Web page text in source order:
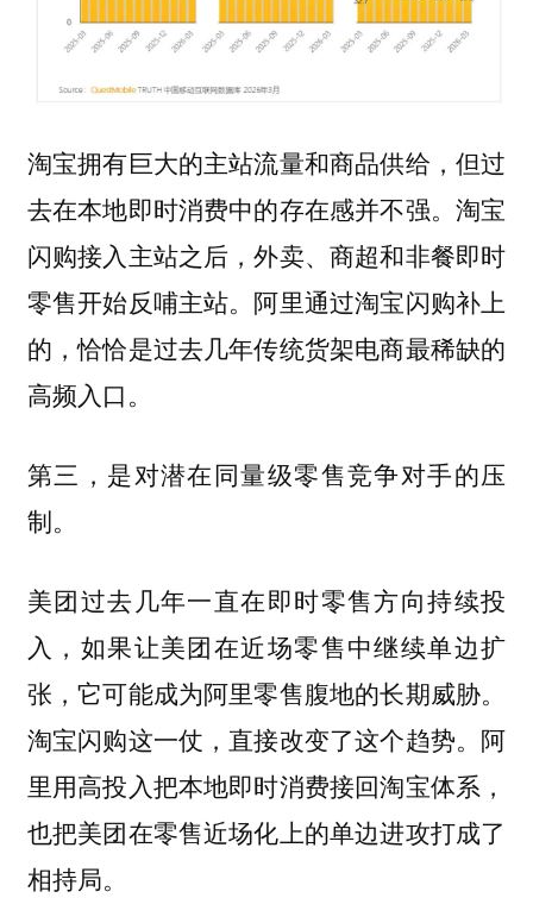
淘宝拥有巨大的主站流量和商品供给，但过
去在本地即时消费中的存在感并不强。淘宝
闪购接入主站之后，外卖、商超和非餐即时
零售开始反哺主站。阿里通过淘宝闪购补上
的，恰恰是过去几年传统货架电商最稀缺的
高频入口。
第三，是对潜在同量级零售竞争对手的压
制。
美团过去几年一直在即时零售方向持续投
入，如果让美团在近场零售中继续单边扩
张，它可能成为阿里零售腹地的长期威胁。
淘宝闪购这一仗，直接改变了这个趋势。阿
里用高投入把本地即时消费接回淘宝体系，
也把美团在零售近场化上的单边进攻打成了
相持局。